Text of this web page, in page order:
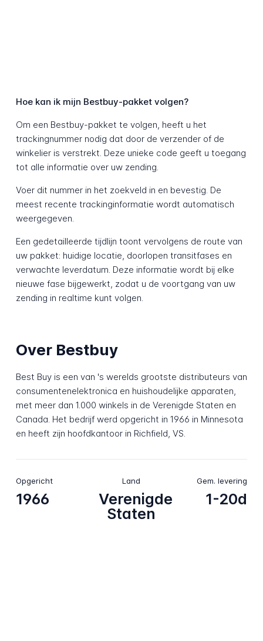
Hoe kan ik mijn Bestbuy-pakket volgen?
Om een Bestbuy-pakket te volgen, heeft u het
trackingnummer nodig dat door de verzender of de
winkelier is verstrekt. Deze unieke code geeft u toegang
tot alle informatie over uw zending.
Voer dit nummer in het zoekveld in en bevestig. De
meest recente trackinginformatie wordt automatisch
weergegeven.
Een gedetailleerde tijdlijn toont vervolgens de route van
uw pakket: huidige locatie, doorlopen transitfases en
verwachte leverdatum. Deze informatie wordt bij elke
nieuwe fase bijgewerkt, zodat u de voortgang van uw
zending in realtime kunt volgen.
Over Bestbuy
Best Buy is een van 's werelds grootste distributeurs van
consumentenelektronica en huishoudelijke apparaten,
met meer dan 1.000 winkels in de Verenigde Staten en
Canada. Het bedrijf werd opgericht in 1966 in Minnesota
en heeft zijn hoofdkantoor in Richfield, VS.
Opgericht
1966
Land
Verenigde
Staten
Gem. levering
1-20d